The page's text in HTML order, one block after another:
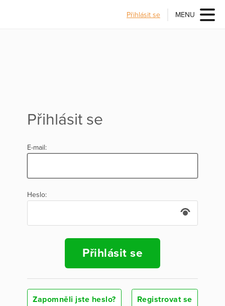
Přihlásit se MENU
Přihlásit se
E-mail:
Heslo:
Přihlásit se
Zapomněli jste heslo? Registrovat se